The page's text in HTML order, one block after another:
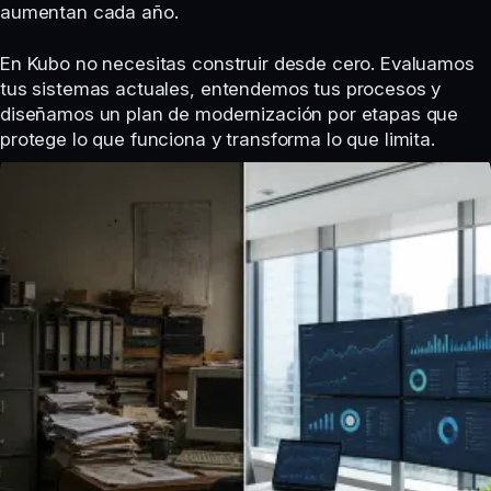
aumentan cada año.
En Kubo no necesitas construir desde cero. Evaluamos
tus sistemas actuales, entendemos tus procesos y
diseñamos un plan de modernización por etapas que
protege lo que funciona y transforma lo que limita.